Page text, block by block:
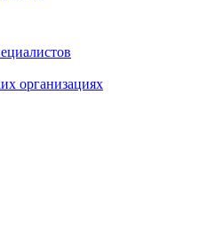
организациях